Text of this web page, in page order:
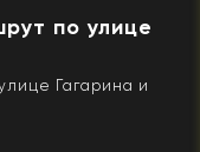
по улице
Гагарина и